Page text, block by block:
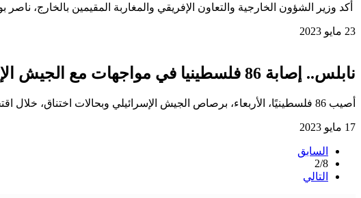
أكد وزير الشؤون الخارجية والتعاون الإفريقي والمغاربة المقيمين بالخارج،
23 مايو 2023
نابلس.. إصابة 86 فلسطينيا في مواجهات مع الجيش الإسرائيلي
أصيب 86 فلسطينيًا، الأربعاء، برصاص الجيش الإسرائيلي وبحالات اختناق، خلال اقتحام مدينة نابلس شمالي الضفة الغربية. جاء ذلك وفق بيان
17 مايو 2023
السابق
2/8
التالي